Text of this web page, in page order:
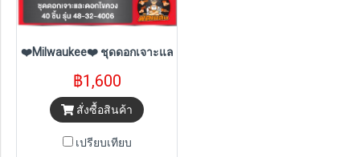
❤️Milwaukee❤️ ชุดดอกเจาะและดอกไขควง 40 ชิ้น 48-32-4006 (ของ
฿1,600
สั่งซื้อสินค้า
เปรียบเทียบ